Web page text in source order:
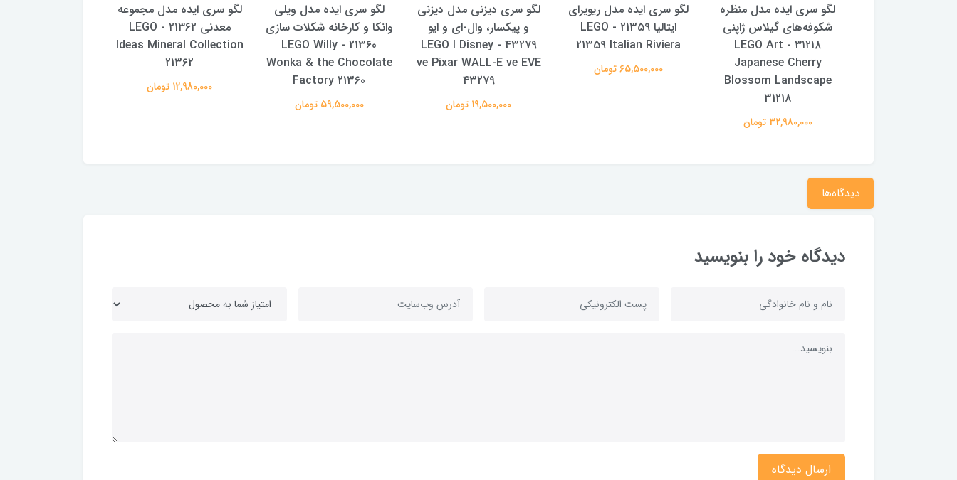
لگو سری ایده مدل منظره
شکوفه‌های گیلاس ژاپنی
۳۱۲۱۸ - LEGO Art
Japanese Cherry
Blossom Landscape
31218
32,980,000 تومان
لگو سری ایده مدل ریویرای
ایتالیا 21359 - LEGO
21359 Italian Riviera
65,500,000 تومان
لگو سری دیزنی مدل دیزنی
و پیکسار، وال-ای و ایو
43279 - LEGO ǀ Disney
ve Pixar WALL-E ve EVE
43279
19,500,000 تومان
لگو سری ایده مدل ویلی
وانکا و کارخانه شکلات سازی
21360 - LEGO Willy
Wonka & the Chocolate
Factory 21360
59,500,000 تومان
لگو سری ایده مدل مجموعه
معدنی ۲۱۳۶۲ - LEGO
Ideas Mineral Collection
21362
12,980,000 تومان
دیدگاه‌ها
دیدگاه خود را بنویسید
ارسال دیدگاه